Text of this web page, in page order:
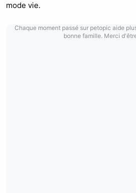
mode vie.
Chaque moment passé sur petopic aide
bonne famille. Merci